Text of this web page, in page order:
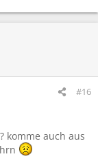
#16
komme auch aus